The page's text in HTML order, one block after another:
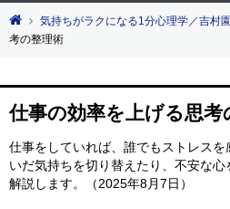
気持ちがラクになる1分心理学／吉村
考の整理術
仕事の効率を上げる思考
仕事をしていれば、誰でもストレス
いだ気持ちを切り替えたり、不安な
解説します。（2025年8月7日）